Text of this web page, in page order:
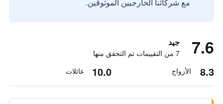
7.6 جيد
7 من التقييمات تم التحقق منها
8.3 الأزواج 10.0 عائلات